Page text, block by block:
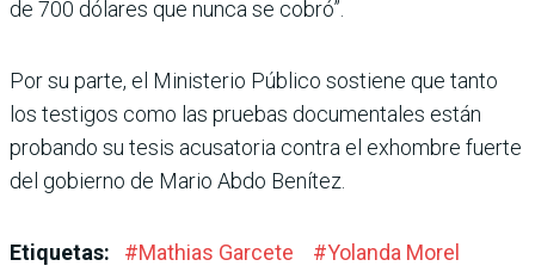
de 700 dólares que nunca se cobró”.
Por su parte, el Ministerio Público sostiene que tanto
los testigos como las prue­bas documentales están
probando su tesis acusatoria contra el exhombre fuerte
del gobierno de Mario Abdo Benítez.
Etiquetas: #Mathias Garcete #Yolanda Morel